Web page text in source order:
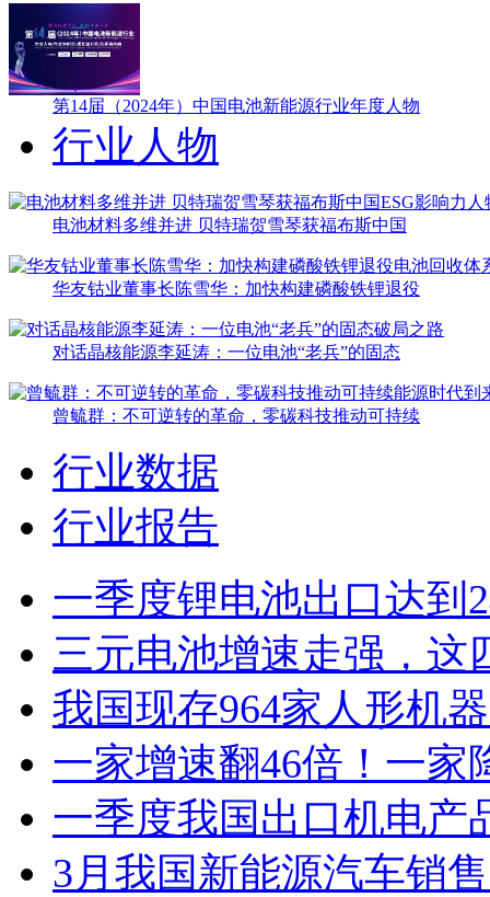
第14届（2024年）中国电池新能源行业年度人物
行业人物
电池材料多维并进 贝特瑞贺雪琴获福布斯中国
华友钴业董事长陈雪华：加快构建磷酸铁锂退役
对话晶核能源李延涛：一位电池“老兵”的固态
曾毓群：不可逆转的革命，零碳科技推动可持续
行业数据
行业报告
一季度锂电池出口达到
三元电池增速走强，这
我国现存964家人形机
一家增速翻46倍！一家
一季度我国出口机电产
3月我国新能源汽车销